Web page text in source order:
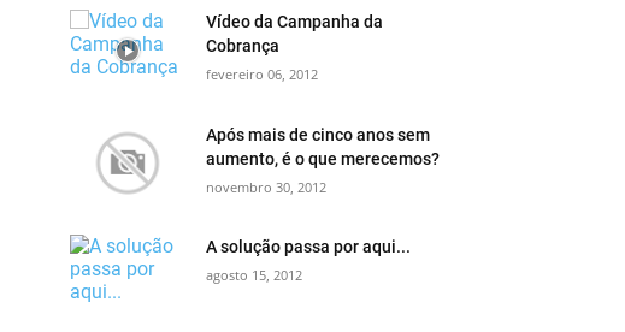
Vídeo da Campanha da
Cobrança
fevereiro 06, 2012
Após mais de cinco anos sem
aumento, é o que merecemos?
novembro 30, 2012
A solução passa por aqui...
agosto 15, 2012